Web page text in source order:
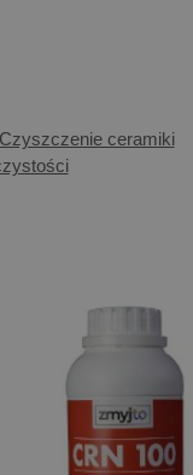
Czyszczenie ceramiki